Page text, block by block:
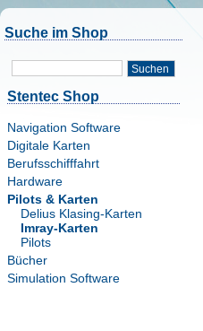
Suche im Shop
Suchen
Stentec Shop
Navigation Software
Digitale Karten
Berufsschifffahrt
Hardware
Pilots & Karten
Delius Klasing-Karten
Imray-Karten
Pilots
Bücher
Simulation Software